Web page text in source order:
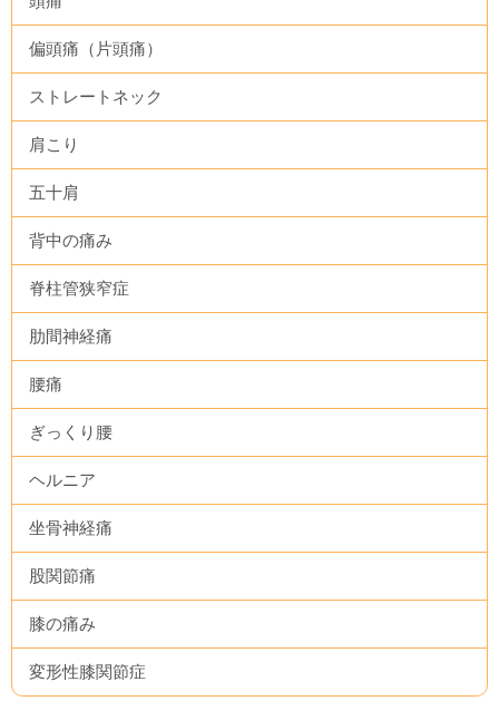
偏頭痛（片頭痛）
ストレートネック
肩こり
五十肩
背中の痛み
脊柱管狭窄症
肋間神経痛
腰痛
ぎっくり腰
ヘルニア
坐骨神経痛
股関節痛
膝の痛み
変形性膝関節症